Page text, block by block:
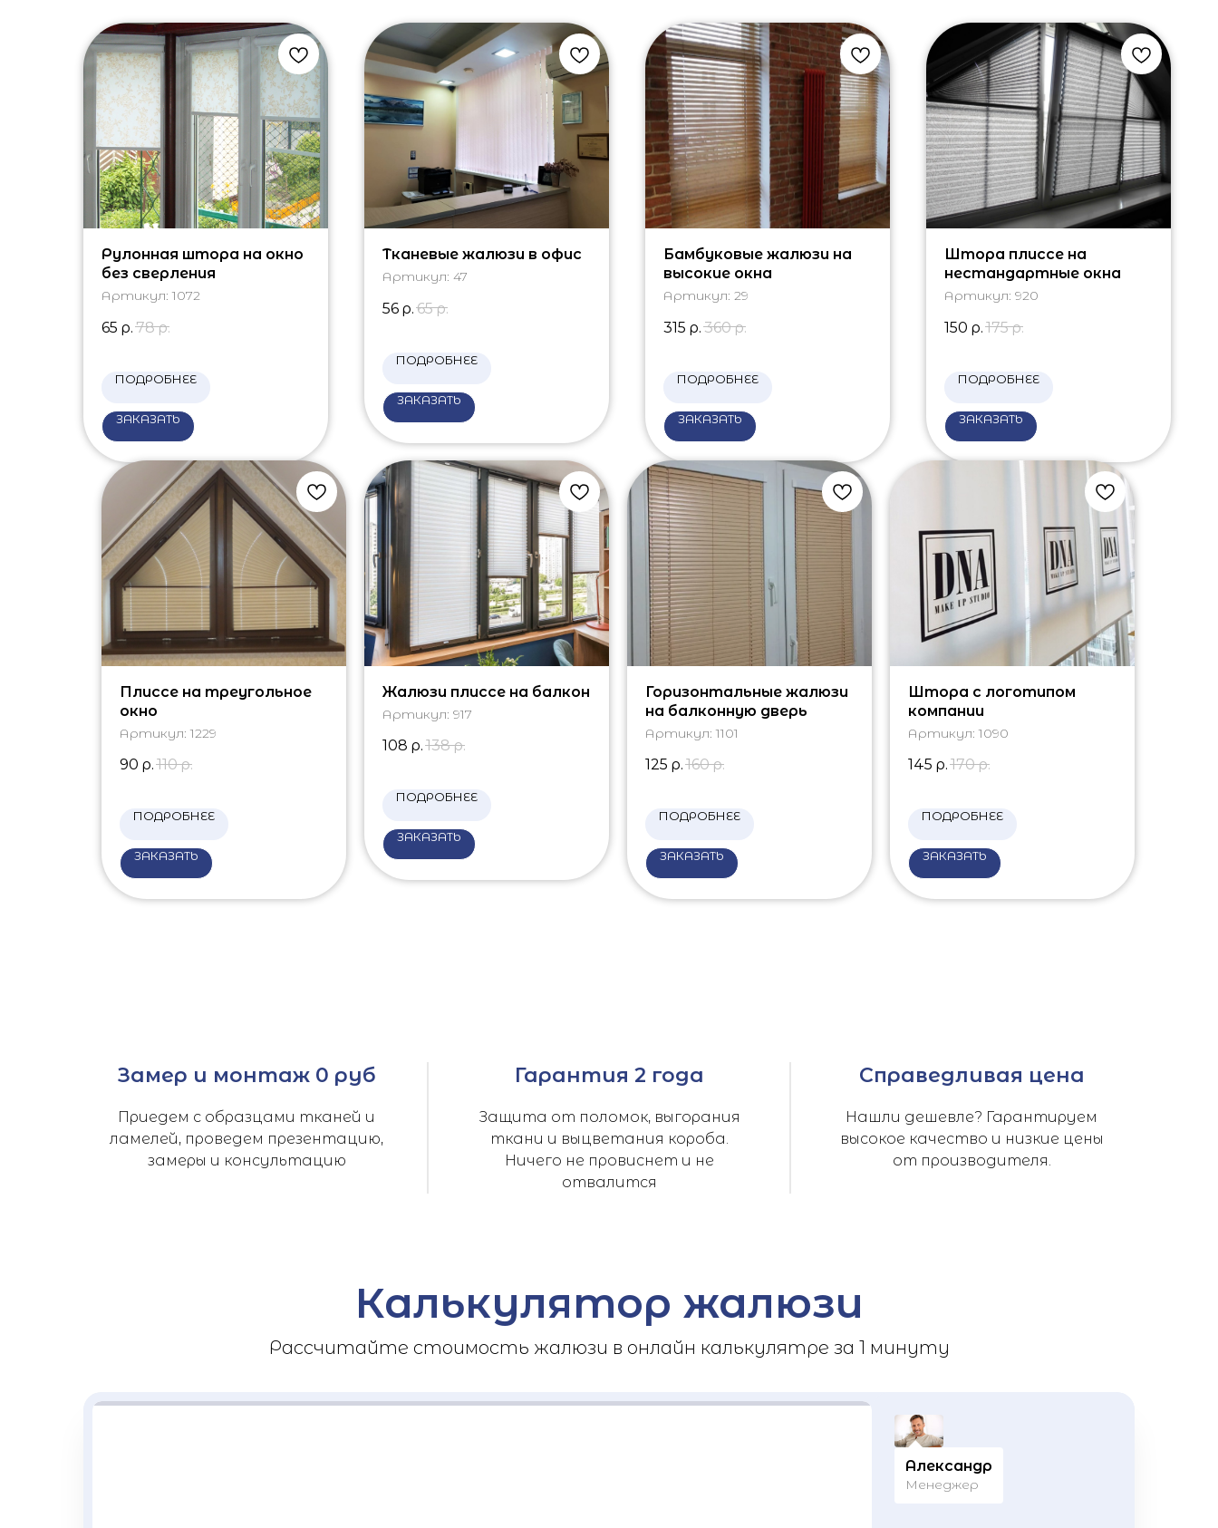
Рулонная штора на окно
без сверления
Артикул: 1072
65 р. 78 р.
ПОДРОБНЕЕ
ЗАКАЗАТЬ
Тканевые жалюзи в офис
Артикул: 47
56 р. 65 р.
ПОДРОБНЕЕ
ЗАКАЗАТЬ
Бамбуковые жалюзи на
высокие окна
Артикул: 29
315 р. 360 р.
ПОДРОБНЕЕ
ЗАКАЗАТЬ
Штора плиссе на
нестандартные окна
Артикул: 920
150 р. 175 р.
ПОДРОБНЕЕ
ЗАКАЗАТЬ
Плиссе на треугольное
окно
Артикул: 1229
90 р. 110 р.
ПОДРОБНЕЕ
ЗАКАЗАТЬ
Жалюзи плиссе на балкон
Артикул: 917
108 р. 138 р.
ПОДРОБНЕЕ
ЗАКАЗАТЬ
Горизонтальные жалюзи
на балконную дверь
Артикул: 1101
125 р. 160 р.
ПОДРОБНЕЕ
ЗАКАЗАТЬ
Штора с логотипом
компании
Артикул: 1090
145 р. 170 р.
ПОДРОБНЕЕ
ЗАКАЗАТЬ
Замер и монтаж 0 руб
Приедем с образцами тканей и
ламелей, проведем презентацию,
замеры и консультацию
Гарантия 2 года
Защита от поломок, выгорания
ткани и выцветания короба.
Ничего не провиснет и не
отвалится
Справедливая цена
Нашли дешевле? Гарантируем
высокое качество и низкие цены
от производителя.
Калькулятор жалюзи
Рассчитайте стоимость жалюзи в онлайн калькулятре за 1 минуту
Александр
Менеджер